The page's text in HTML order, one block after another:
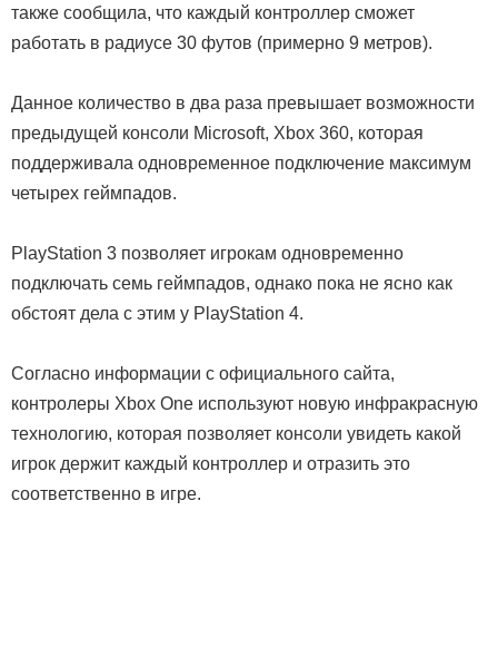
также сообщила, что каждый контроллер сможет
работать в радиусе 30 футов (примерно 9 метров).
Данное количество в два раза превышает возможности
предыдущей консоли Microsoft, Xbox 360, которая
поддерживала одновременное подключение максимум
четырех геймпадов.
PlayStation 3 позволяет игрокам одновременно
подключать семь геймпадов, однако пока не ясно как
обстоят дела с этим у PlayStation 4.
Согласно информации с официального сайта,
контролеры Xbox One используют новую инфракрасную
технологию, которая позволяет консоли увидеть какой
игрок держит каждый контроллер и отразить это
соответственно в игре.